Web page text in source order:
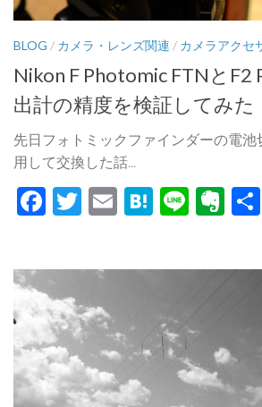
BLOG / カメラ・レンズ関連 / カメラアクセ
Nikon F Photomic FTNとF2
出計の精度を検証してみた
先日フォトミックファインダーの電
用して交換した話...
Facebook
Twitter
EmailHatena
Line